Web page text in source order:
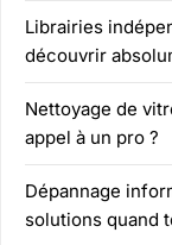
Librairies
découvrir
Nettoyage de
appel à un pro ?
Dépannage
solutions quand